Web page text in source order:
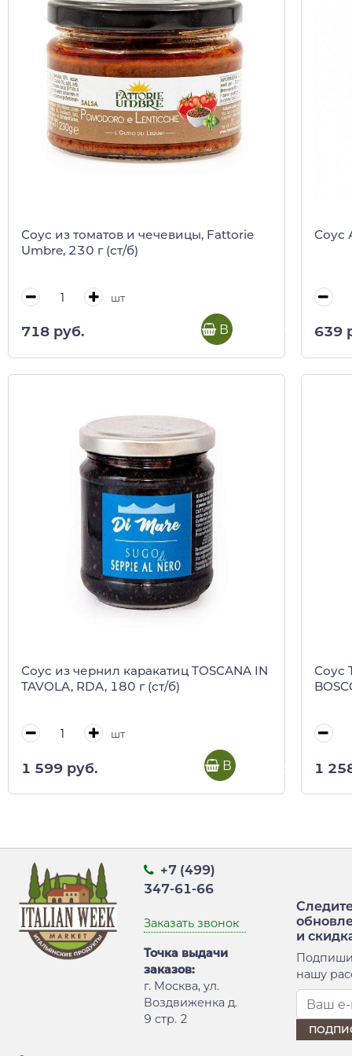
Соус из томатов и чечевицы, Fattorie
Umbre, 230 г (ст/б)
шт
718 руб. В корзину
Соус
639
Соус из чернил каракатиц TOSCANA IN
TAVOLA, RDA, 180 г (ст/б)
шт
1 599 руб. В корзину
Соус
1
+7 (499)
347-61-66
Заказать звонок
Точка выдачи
заказов:
г. Москва, ул.
Воздвиженка д.
9 стр. 2
и
нашу